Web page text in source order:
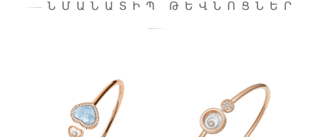
ՆՄԱՆԱՏԻՊ ԹԵՎՆՈՑՆԵՐ